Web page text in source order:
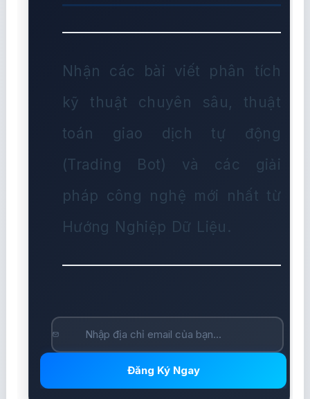
Nhận các bài viết phân tích
kỹ thuật chuyên sâu, thuật
toán giao dịch tự động
(Trading Bot) và các giải
pháp công nghệ mới nhất từ
Hướng Nghiệp Dữ Liệu.
Đăng Ký Ngay